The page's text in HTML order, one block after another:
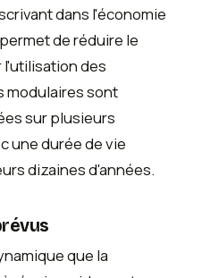
dans l'économie
de réduire le
des
modulaires sont
sur plusieurs
une durée de vie
dizaines d'années.
que la